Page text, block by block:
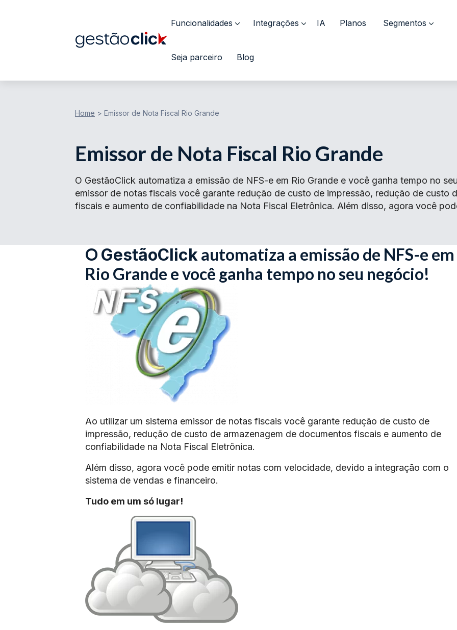
Funcionalidades Integrações IA Planos Segmentos
Seja parceiro Blog
Home > Emissor de Nota Fiscal Rio Grande
Emissor de Nota Fiscal Rio Grande
O GestãoClick automatiza a emissão de NFS-e em Rio Grande e você ganha tempo no
emissor de notas fiscais você garante redução de custo de impressão, redução de custo
fiscais e aumento de confiabilidade na Nota Fiscal Eletrônica. Além disso, agora você
O GestãoClickautomatiza a emissão de NFS-e em
Rio Grande e você ganha tempo no seu negócio!
Ao utilizar um sistema emissor de notas fiscais você garante redução de custo de
impressão, redução de custo de armazenagem de documentos fiscais e aumento de
confiabilidade na Nota Fiscal Eletrônica.
Além disso, agora você pode emitir notas com velocidade, devido a integração com o
sistema de vendas e financeiro.
Tudo em um só lugar!